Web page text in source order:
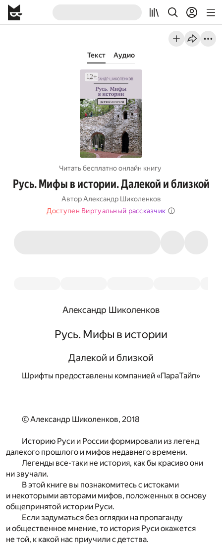
Текст Аудио
Читать бесплатно онлайн книгу
Русь. Мифы в истории. Далекой и близкой
Автор Александр Шиколенков
Доступен Виртуальный рассказчик
Александр Шиколенков
Русь. Мифы в истории
Далекой и близкой
Шрифты предоставлены компанией «ПараТайп»
© Александр Шиколенков, 2018
Историю Руси и России формировали из легенд
далекого прошлого и мифов недавнего времени.
Легенды все-таки не история, как бы красиво они
ни звучали.
В этой книге вы познакомитесь с истоками
и некоторыми авторами мифов, положенных в основу
общепринятой истории Руси.
Если задуматься без оглядки на пропаганду
и общественное мнение, то история Руси окажется
не той, к какой нас приучили с детства.